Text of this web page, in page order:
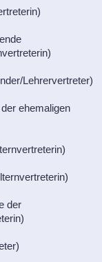
Lehrervertreter)
ehemaligen
der